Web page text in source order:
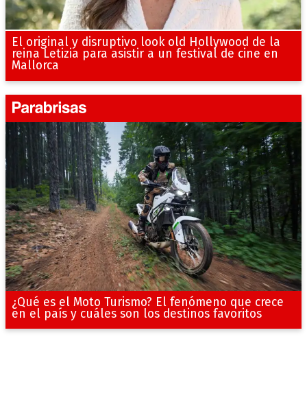
El original y disruptivo look old Hollywood de la
reina Letizia para asistir a un festival de cine en
Mallorca
¿Qué es el Moto Turismo? El fenómeno que crece
en el país y cuáles son los destinos favoritos